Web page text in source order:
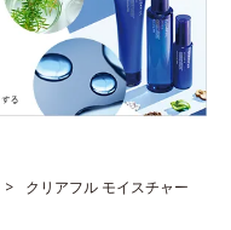
クリアフル モイスチャー